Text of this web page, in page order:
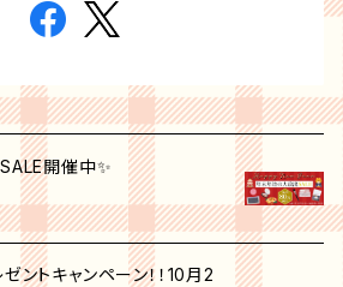
開催中✨
ントキャンペーン！！10月2